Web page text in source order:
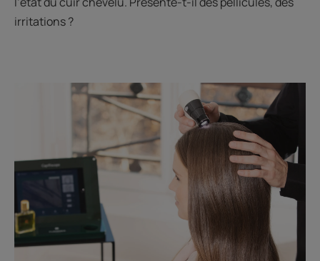
irritations ?